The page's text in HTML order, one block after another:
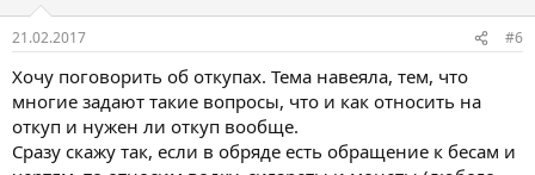
21.02.2017 #6
Хочу поговорить об откупах. Тема навеяла, тем, что
многие задают такие вопросы, что и как относить на
откуп и нужен ли откуп вообще.
Сразу скажу так, если в обряде есть обращение к бесам и